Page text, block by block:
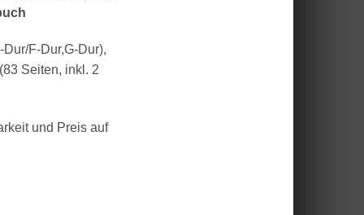
F-Dur,G-Dur),
Seiten, inkl. 2
und Preis auf
inkl. Schlägel & Buch Menge